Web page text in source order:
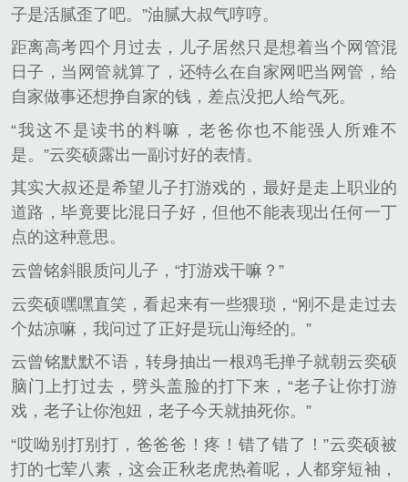
子是活腻歪了吧。”油腻大叔气哼哼。
距离高考四个月过去，儿子居然只是想着当个网管混
日子，当网管就算了，还特么在自家网吧当网管，给
自家做事还想挣自家的钱，差点没把人给气死。
“我这不是读书的料嘛，老爸你也不能强人所难不
是。”云奕硕露出一副讨好的表情。
其实大叔还是希望儿子打游戏的，最好是走上职业的
道路，毕竟要比混日子好，但他不能表现出任何一丁
点的这种意思。
云曾铭斜眼质问儿子，“打游戏干嘛？”
云奕硕嘿嘿直笑，看起来有一些猥琐，“刚不是走过去
个姑凉嘛，我问过了正好是玩山海经的。”
云曾铭默默不语，转身抽出一根鸡毛掸子就朝云奕硕
脑门上打过去，劈头盖脸的打下来，“老子让你打游
戏，老子让你泡妞，老子今天就抽死你。”
“哎呦别打别打，爸爸爸！疼！错了错了！”云奕硕被
打的七荤八素，这会正秋老虎热着呢，人都穿短袖，